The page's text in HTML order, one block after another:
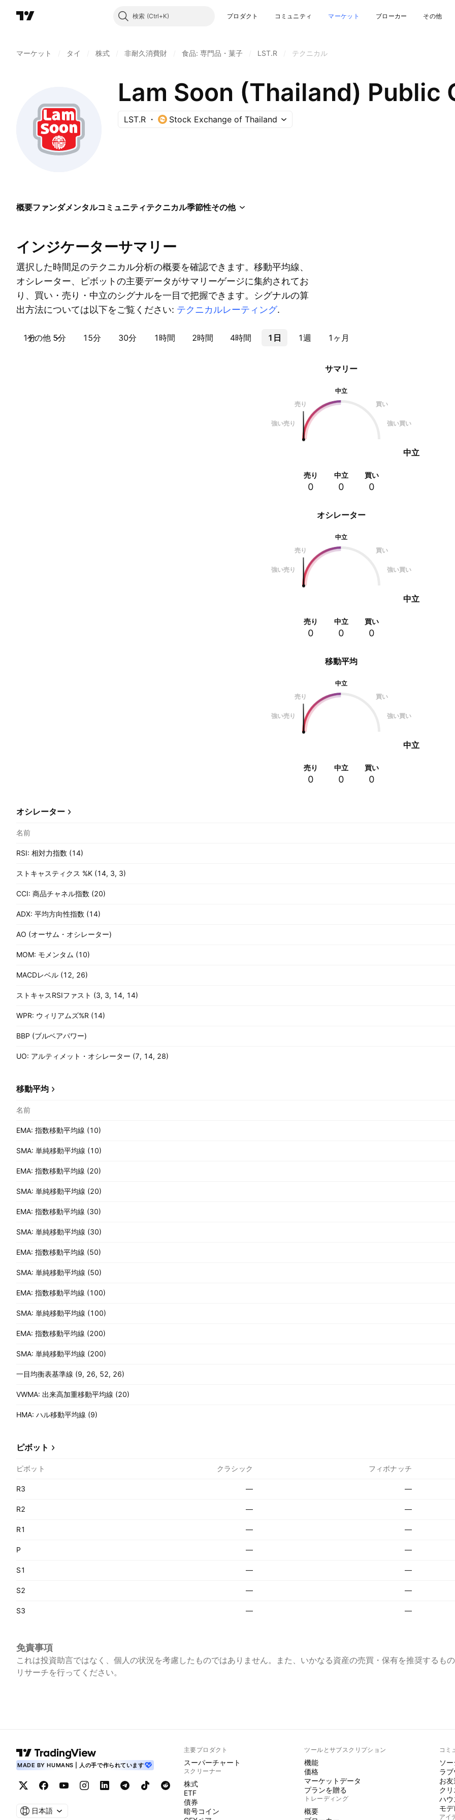
検索 プロダクト コミュニティ マーケット ブローカー その他
マーケット タイ 株式 非耐久消費財 食品: 専門品・菓子 LST.R テクニカル
Lam Soon (Thailand) Public
LST.R Stock Exchange of Thailand
概要ファンダメンタルコミュニティテクニカル季節性その他
インジケーターサマリー
選択した時間足のテクニカル分析の概要を確認できます。移動平均線、
オシレーター、ピボットの主要データがサマリーゲージに集約されてお
り、買い・売り・中立のシグナルを一目で把握できます。シグナルの算
出方法については以下をご覧ください: テクニカルレーティング.
1分 5分 15分 30分 1時間 2時間 4時間 1日 1週 1ヶ月
その他
オシレーター
中立
売り
買い
強い売り 強い買い
中立
売り
0
中立
0
買い
0
サマリー
中立
売り
買い
強い売り 強い買い
中立
売り
0
中立
0
買い
0
移動平均
中立
売り
買い
強い売り 強い買い
中立
売り
0
中立
0
買い
0
オシレーター
名前
RSI: 相対力指数 (14)
ストキャスティクス %K (14, 3, 3)
CCI: 商品チャネル指数 (20)
ADX: 平均方向性指数 (14)
AO (オーサム・オシレーター)
MOM: モメンタム (10)
MACDレベル (12, 26)
ストキャスRSIファスト (3, 3, 14, 14)
WPR: ウィリアムズ%R (14)
BBP (ブルベアパワー)
UO: アルティメット・オシレーター (7, 14, 28)
移動平均
名前
EMA: 指数移動平均線 (10)
SMA: 単純移動平均線 (10)
EMA: 指数移動平均線 (20)
SMA: 単純移動平均線 (20)
EMA: 指数移動平均線 (30)
SMA: 単純移動平均線 (30)
EMA: 指数移動平均線 (50)
SMA: 単純移動平均線 (50)
EMA: 指数移動平均線 (100)
SMA: 単純移動平均線 (100)
EMA: 指数移動平均線 (200)
SMA: 単純移動平均線 (200)
一目均衡表基準線 (9, 26, 52, 26)
VWMA: 出来高加重移動平均線 (20)
HMA: ハル移動平均線 (9)
ピボット
ピボット クラシック フィボナッチ
R3 — —
R2 — —
R1 — —
P — —
S1 — —
S2 — —
S3 — —
免責事項
これは投資助言ではなく、個人の状況を考慮したものではありません。また、いかなる資産の売買・保有を推奨するもの
リサーチを行ってください。
MADE BY HUMANS | 人の手で作られています
日本語
主要プロダクト
スーパーチャート
スクリーナー
株式
ETF
債券
暗号コイン
ツールとサブスクリプション
機能
価格
マーケットデータ
プランを贈る
トレーディング
概要
コミ
ソ
ラ
お
ク
ハウ
モ
アイ